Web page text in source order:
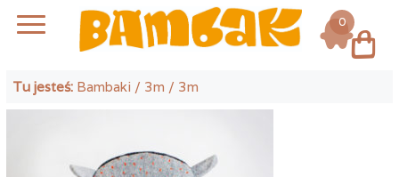
Tu jesteś: Bambaki / 3m / 3m
Log in
0